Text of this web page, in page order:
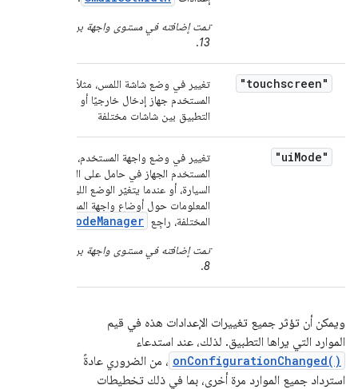
تمت إضافته في مستوى واجهة برمجة التطبيقات
13
.
"touchscreen"
تغيير في وضع شاشة اللمس، مثلاً عندما يربط
المستخدم جهاز إدخال خارجيًا أو يزيله أو ينقل
التطبيق بين شاشات مختلفة
"uiMode"
تغيير في وضع واجهة المستخدم، مثل عندما يضع
المستخدم الجهاز في حامل على المكتب أو في
السيارة، أو عندما يتغيّر الوضع الليلي لمزيد من
المعلومات حول أوضاع واجهة المستخدم
المختلفة، راجِع
ModeManager
تمت إضافته في مستوى واجهة برمجة التطبيقات
8
.
ويمكن أن تؤثر جميع تغييرات الإعدادات هذه في قيم
الموارد التي يراها التطبيق. لذلك، عند استدعاء
onConfigurationChanged() ، من الضروري عادةً
استرداد جميع الموارد مرة أخرى، بما في ذلك تخطيطات